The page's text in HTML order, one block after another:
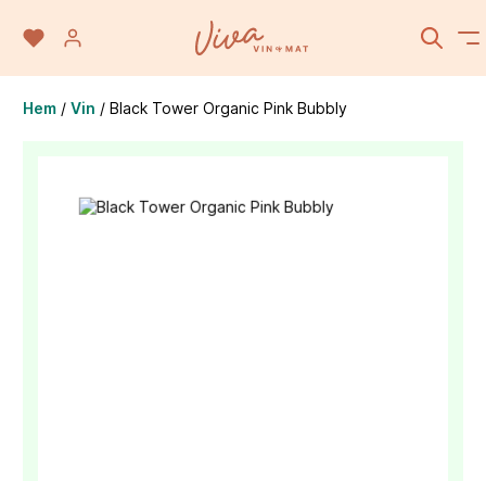
Hem / Vin / Black Tower Organic Pink Bubbly